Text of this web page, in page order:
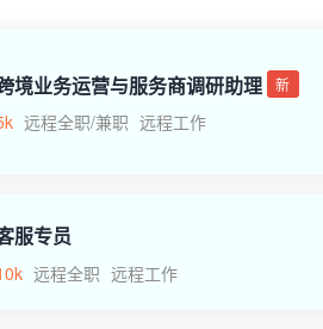
境业务运营与服务商调研助理 新
远程全职/兼职 远程工作
服专员
远程全职 远程工作